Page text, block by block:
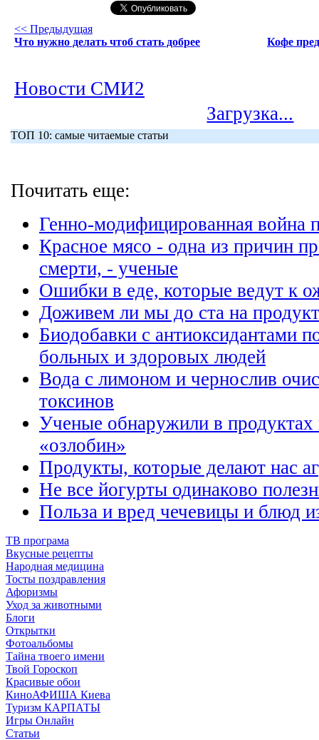
<< Предыдущая
Что нужно делать чтоб стать добрее
Кофе
Новости СМИ2
Загрузка...
ТОП 10: самые читаемые статьи
Почитать еще:
Генно-модифицированная война
Красное мясо - одна из причин
смерти, - ученые
Ошибки в еде, которые ведут к
Доживем ли мы до ста на
Биодобавки с антиоксидантами
больных и здоровых людей
Вода с лимоном и чернослив
токсинов
Ученые обнаружили в продуктах
«озлобин»
Продукты, которые делают нас
Не все йогурты одинаково
Польза и вред чечевицы и блюд
ТВ програма
Вкусные рецепты
Народная медицина
Тосты поздравления
Афоризмы
Уход за животными
Блоги
Открытки
Фотоальбомы
Тайна твоего имени
Твой Гороскоп
Красивые обои
КиноАФИША Киева
Туризм КАРПАТЫ
Игры Онлайн
Статьи